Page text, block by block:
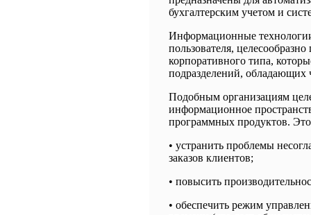
бухгалтерским учетом и
Информационные
пользователя,
корпоративного типа,
подразделений, обладающих
Подобным организациям
информационное
программных продуктов.
• устранить проблемы
заказов клиентов;
• повысить
• обеспечить режим